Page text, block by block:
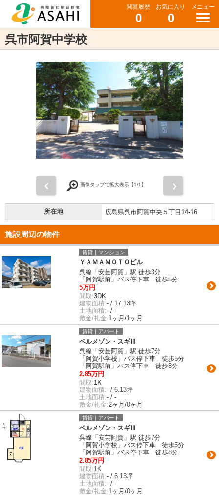
閲覧履歴
0
お気に入り
0
メニュー
呉市阿賀中学校
画像タップで拡大表示【1/1】
所在地 広島県呉市阿賀中央５丁目14-16
施設周辺の物件
賃貸｜マンション
ＹＡＭＡＭＯＴＯビル
呉線「安芸阿賀」駅 徒歩3分
「阿賀駅前」バス停下車 徒歩5分
5万円
間取:3DK
建物面積:- / 17.13坪
土地面積:- / -
敷金/礼金:1ヶ月/1ヶ月
賃貸｜アパート
ベルメゾン・スギⅢ
呉線「安芸阿賀」駅 徒歩7分
「阿賀小学校」バス停下車 徒歩5分
「阿賀駅前」バス停下車 徒歩8分
2.85万円
間取:1K
建物面積:- / 6.13坪
土地面積:- / -
敷金/礼金:2ヶ月/0ヶ月
賃貸｜アパート
ベルメゾン・スギⅢ
呉線「安芸阿賀」駅 徒歩7分
「阿賀小学校」バス停下車 徒歩5分
「阿賀駅前」バス停下車 徒歩8分
2.85万円
間取:1K
建物面積:- / 6.13坪
土地面積:- / -
敷金/礼金:1ヶ月/0ヶ月